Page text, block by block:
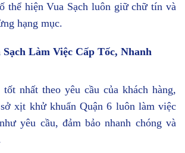
thể hiện Vua Sạch luôn giữ chữ tín và
hạng mục.
Sạch Làm Việc Cấp Tốc, Nhanh
nhất theo yêu cầu của khách hàng,
xịt khử khuẩn Quận 6 luôn làm việc
yêu cầu, đảm bảo nhanh chóng và